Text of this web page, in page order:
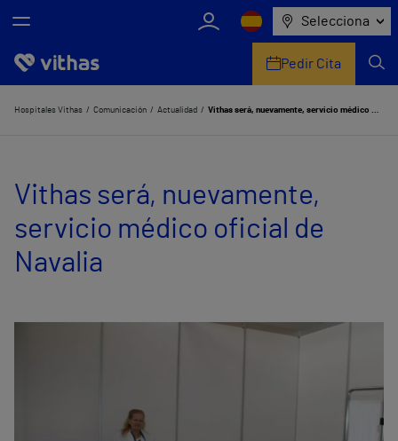
Selecciona
Nosotros
Servicios de salud
Equipo médico y asistencial
Comunicación
Pedir Cita
Hospitales Vithas Comunicación Actualidad Vithas será, nuevamente, servicio médico oficial de Navalia
Vithas será, nuevamente,
servicio médico oficial de
Navalia